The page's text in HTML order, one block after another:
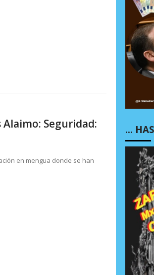
Seguridad:
en mengua donde se han
…